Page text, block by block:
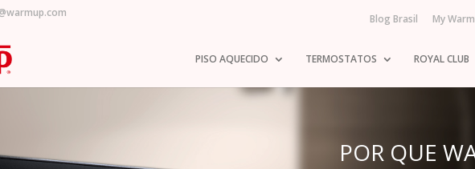
Blog Brasil My
PISO AQUECIDO TERMOSTATOS ROYAL CLUB
POR QUE